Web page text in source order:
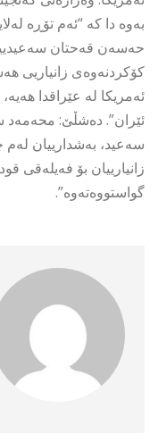
بەوە دا کە “ئەم تۆڕە
حەسەن قەحتان
کۆکردنەوەی زانیاریی
ئەمریکا لە عێراقدا
ئێران”. دەشڵێ:
سەعید، بەشدارییان لەم
زانیارییان بۆ فەیلەقی
گواستووەتەوە”.